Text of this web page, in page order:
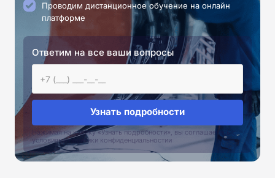
Проводим дистанционное обучение на онлайн
платформе
Ответим на все ваши вопросы
Узнать подробности
Нажимая на кнопку «Узнать подробности», вы соглашаетесь с
условиями политики конфиденциальностии